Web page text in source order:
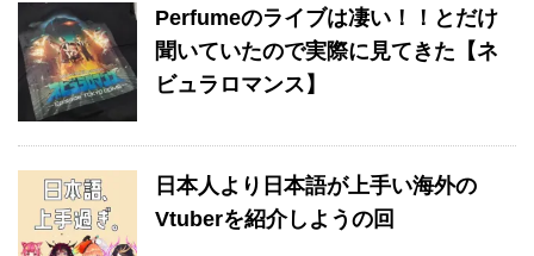
Perfumeのライブは凄い！！とだけ
聞いていたので実際に見てきた【ネ
ビュラロマンス】
日本人より日本語が上手い海外の
Vtuberを紹介しようの回